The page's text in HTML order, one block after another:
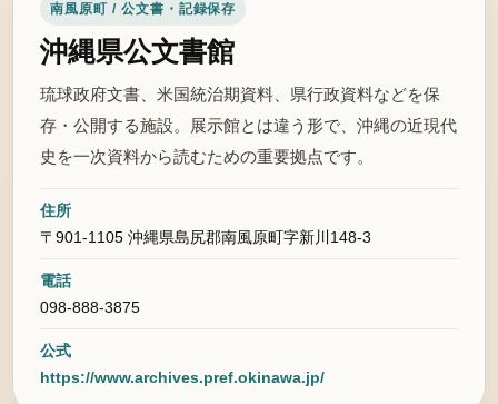
南風原町 / 公文書・記録保存
沖縄県公文書館
琉球政府文書、米国統治期資料、県行政資料などを保
存・公開する施設。展示館とは違う形で、沖縄の近現代
史を一次資料から読むための重要拠点です。
住所
〒901-1105 沖縄県島尻郡南風原町字新川148-3
電話
098-888-3875
公式
https://www.archives.pref.okinawa.jp/